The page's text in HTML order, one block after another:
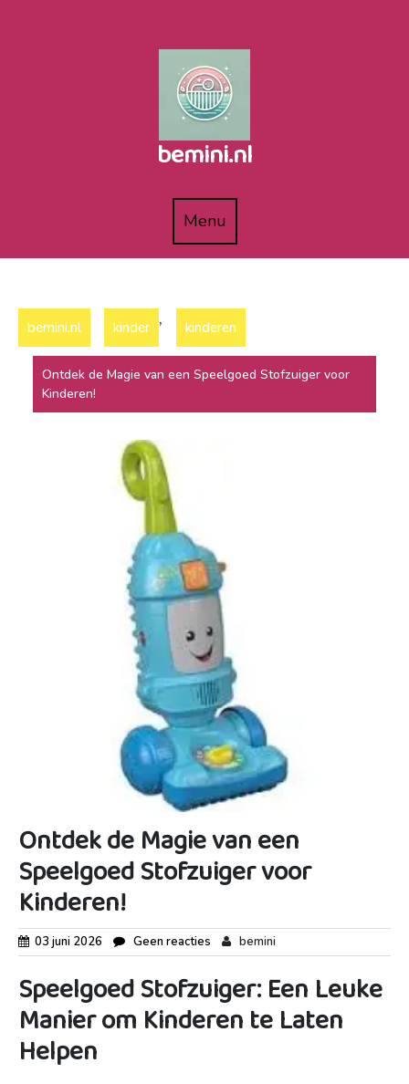
bemini.nl
MenuMenu
bemini.nl kinder , kinderen
Ontdek de Magie van een Speelgoed Stofzuiger voor
Kinderen!
Ontdek de Magie van een
Speelgoed Stofzuiger voor
Kinderen!
03 juni 2026 Geen reacties bemini
Speelgoed Stofzuiger: Een Leuke
Manier om Kinderen te Laten
Helpen